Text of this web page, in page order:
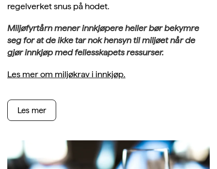
regelverket snus på hodet.
Miljøfyrtårn mener innkjøpere heller bør bekymre
seg for at de ikke tar nok hensyn til miljøet når de
gjør innkjøp med fellesskapets ressurser.
Les mer om miljøkrav i innkjøp.
Les mer